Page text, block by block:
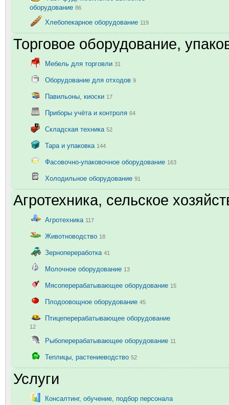
оборудование 86
Хлебопекарное оборудование 119
Торговое оборудование,
Мебель для торговли 31
Оборудование для отходов 9
Павильоны, киоски 17
Приборы учёта и контроля 64
Складская техника 52
Тара и упаковка 144
Фасовочно-упаковочное оборудование 163
Холодильное оборудование 91
Агротехника, сельское
Агротехника 117
Животноводство 18
Зернопереработка 41
Молочное оборудование 13
Мясоперерабатывающее оборудование 15
Плодоовощное оборудование 45
Птицеперерабатывающее оборудование
12
Рыбоперерабатывающее оборудование 11
Теплицы, растениеводство 52
Услуги
Консалтинг, обучение, подбор персонала